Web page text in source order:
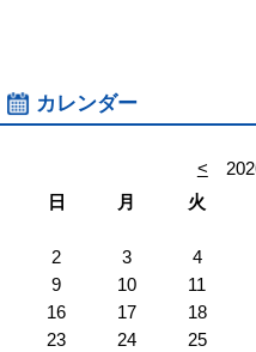
カレンダー
<
日
月 火
2
3 4
9
10 11
16
17 18
23
24 25